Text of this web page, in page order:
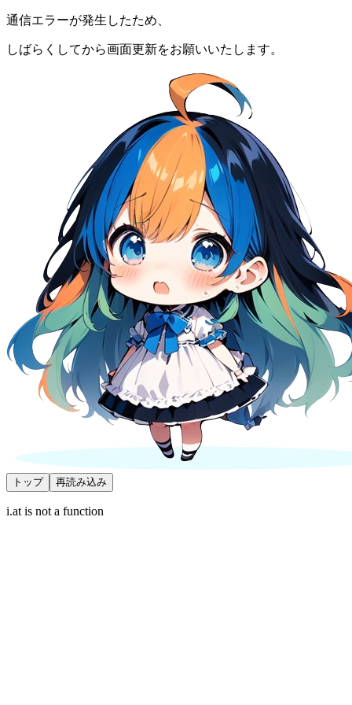
通信エラーが発生したため、
しばらくしてから画面更新をお願いいたします。
トップ 再読み込み
i.at is not a function